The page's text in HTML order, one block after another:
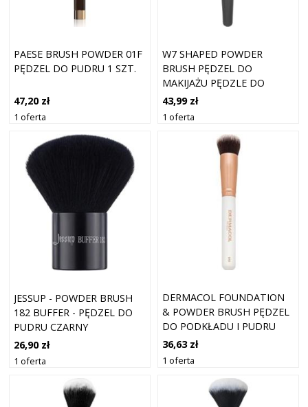
PAESE BRUSH POWDER 01F
PĘDZEL DO PUDRU 1 SZT.
47,20 zł
1 oferta
W7 SHAPED POWDER
BRUSH PĘDZEL DO
MAKIJAŻU PĘDZLE DO
PUDRU 1 CT
43,99 zł
1 oferta
JESSUP - POWDER BRUSH
182 BUFFER - PĘDZEL DO
PUDRU CZARNY
26,90 zł
1 oferta
DERMACOL FOUNDATION
& POWDER BRUSH PĘDZEL
DO PODKŁADU I PUDRU
D52 ROSE GOLD
36,63 zł
1 oferta